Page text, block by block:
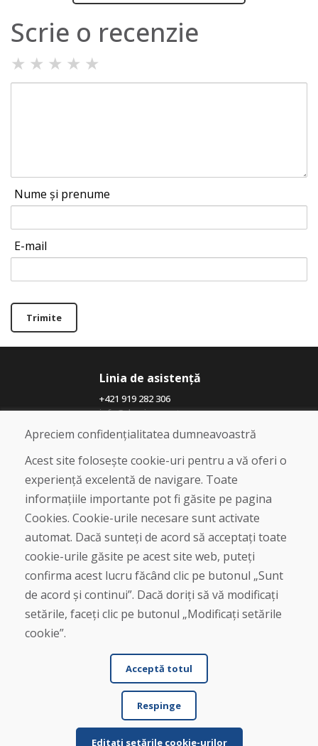
Scrie o recenzie
★ ★ ★ ★ ★
Nume și prenume
E-mail
Trimite
Linia de asistență
+421 919 282 306
info@domivosport.ro
Blog
Despre noi
Magazin
Contact
Cumpărare
Magazin online
Termeni și condiții de afaceri
Livrare și plată
Plângere
Cookies
Apreciem confidențialitatea dumneavoastră
Acest site folosește cookie-uri pentru a vă oferi o
experiență excelentă de navigare. Toate
informațiile importante pot fi găsite pe pagina
Cookies. Cookie-urile necesare sunt activate
automat. Dacă sunteți de acord să acceptați toate
cookie-urile găsite pe acest site web, puteți
confirma acest lucru făcând clic pe butonul „Sunt
de acord și continui”. Dacă doriți să vă modificați
setările, faceți clic pe butonul „Modificați setările
cookie”.
Acceptă totul
Respinge
Editați setările cookie-urilor